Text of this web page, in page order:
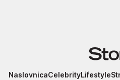
Story
NaslovnicaCelebrityLifestyle